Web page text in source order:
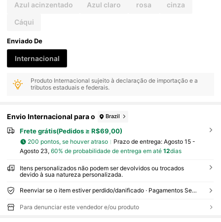
Azul acinzentado Azul claro rosa cinza
Cáqui
Enviado De
Internacional
Produto Internacional sujeito à declaração de importação e a
tributos estaduais e federais.
Envio Internacional para o Brazil
Frete grátis(Pedidos ≥ R$69,00)
200 pontos, se houver atraso Prazo de entrega: Agosto 15 -
Agosto 23, 60% de probabilidade de entrega em até 12dias
Itens personalizados não podem ser devolvidos ou trocados
devido à sua natureza personalizada.
Reenviar se o item estiver perdido/danificado · Pagamentos Seguros · Proteção de privacidade
Para denunciar este vendedor e/ou produto